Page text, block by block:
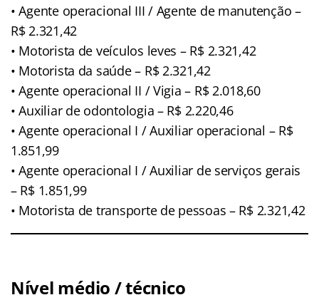
• Agente operacional III / Agente de manutenção –
R$ 2.321,42
• Motorista de veículos leves – R$ 2.321,42
• Motorista da saúde – R$ 2.321,42
• Agente operacional II / Vigia – R$ 2.018,60
• Auxiliar de odontologia – R$ 2.220,46
• Agente operacional I / Auxiliar operacional – R$
1.851,99
• Agente operacional I / Auxiliar de serviços gerais
– R$ 1.851,99
• Motorista de transporte de pessoas – R$ 2.321,42
Nível médio / técnico